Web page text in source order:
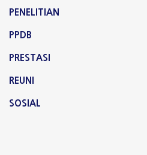
PENELITIAN
PPDB
PRESTASI
REUNI
SOSIAL